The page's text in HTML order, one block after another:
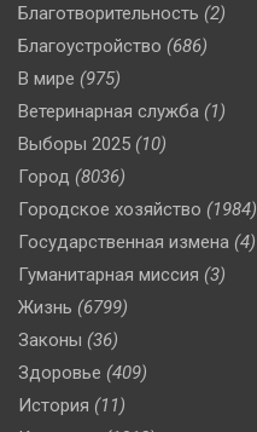
Благотворительность (2)
Благоустройство (686)
В мире (975)
Ветеринарная служба (1)
Выборы 2025 (10)
Город (8036)
Городское хозяйство (1984)
Государственная измена (4)
Гуманитарная миссия (3)
Жизнь (6799)
Законы (36)
Здоровье (409)
История (11)